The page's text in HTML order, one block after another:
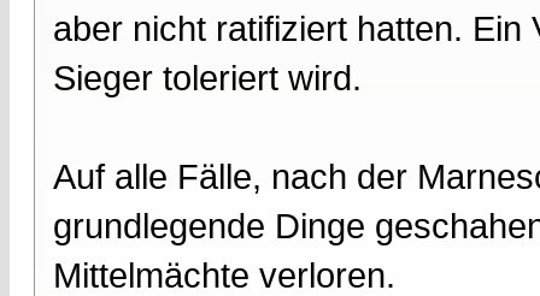
aber nicht ratifiziert hatten.
Sieger toleriert wird.
Auf alle Fälle, nach der
grundlegende Dinge
Mittelmächte verloren.